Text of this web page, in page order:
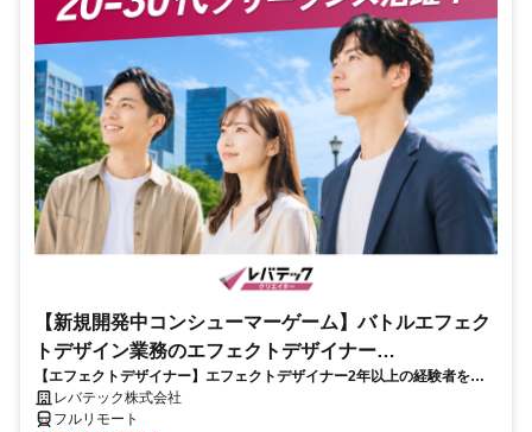
【新規開発中コンシューマーゲーム】バトルエフェク
トデザイン業務のエフェクトデザイナー
_LTCR187574_CP_CRG
【エフェクトデザイナー】エフェクトデザイナー2年以上の経験者を歓
迎！キャリアアップを目指したい方も大歓迎♪
レバテック株式会社
フルリモート